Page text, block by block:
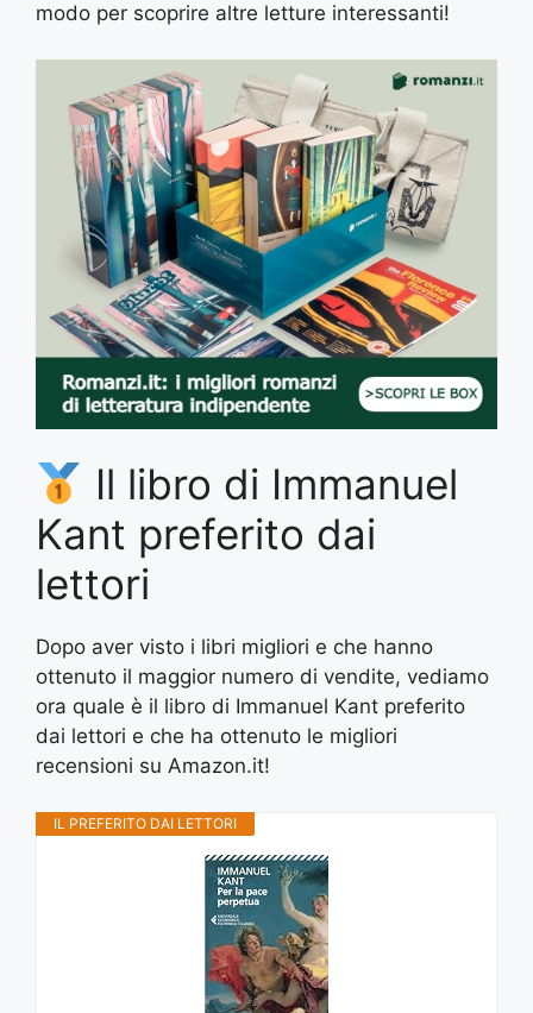
modo per scoprire altre letture interessanti!
Il libro di Immanuel
Kant preferito dai
lettori
Dopo aver visto i libri migliori e che hanno
ottenuto il maggior numero di vendite, vediamo
ora quale è il libro di Immanuel Kant preferito
dai lettori e che ha ottenuto le migliori
recensioni su Amazon.it!
IL PREFERITO DAI LETTORI